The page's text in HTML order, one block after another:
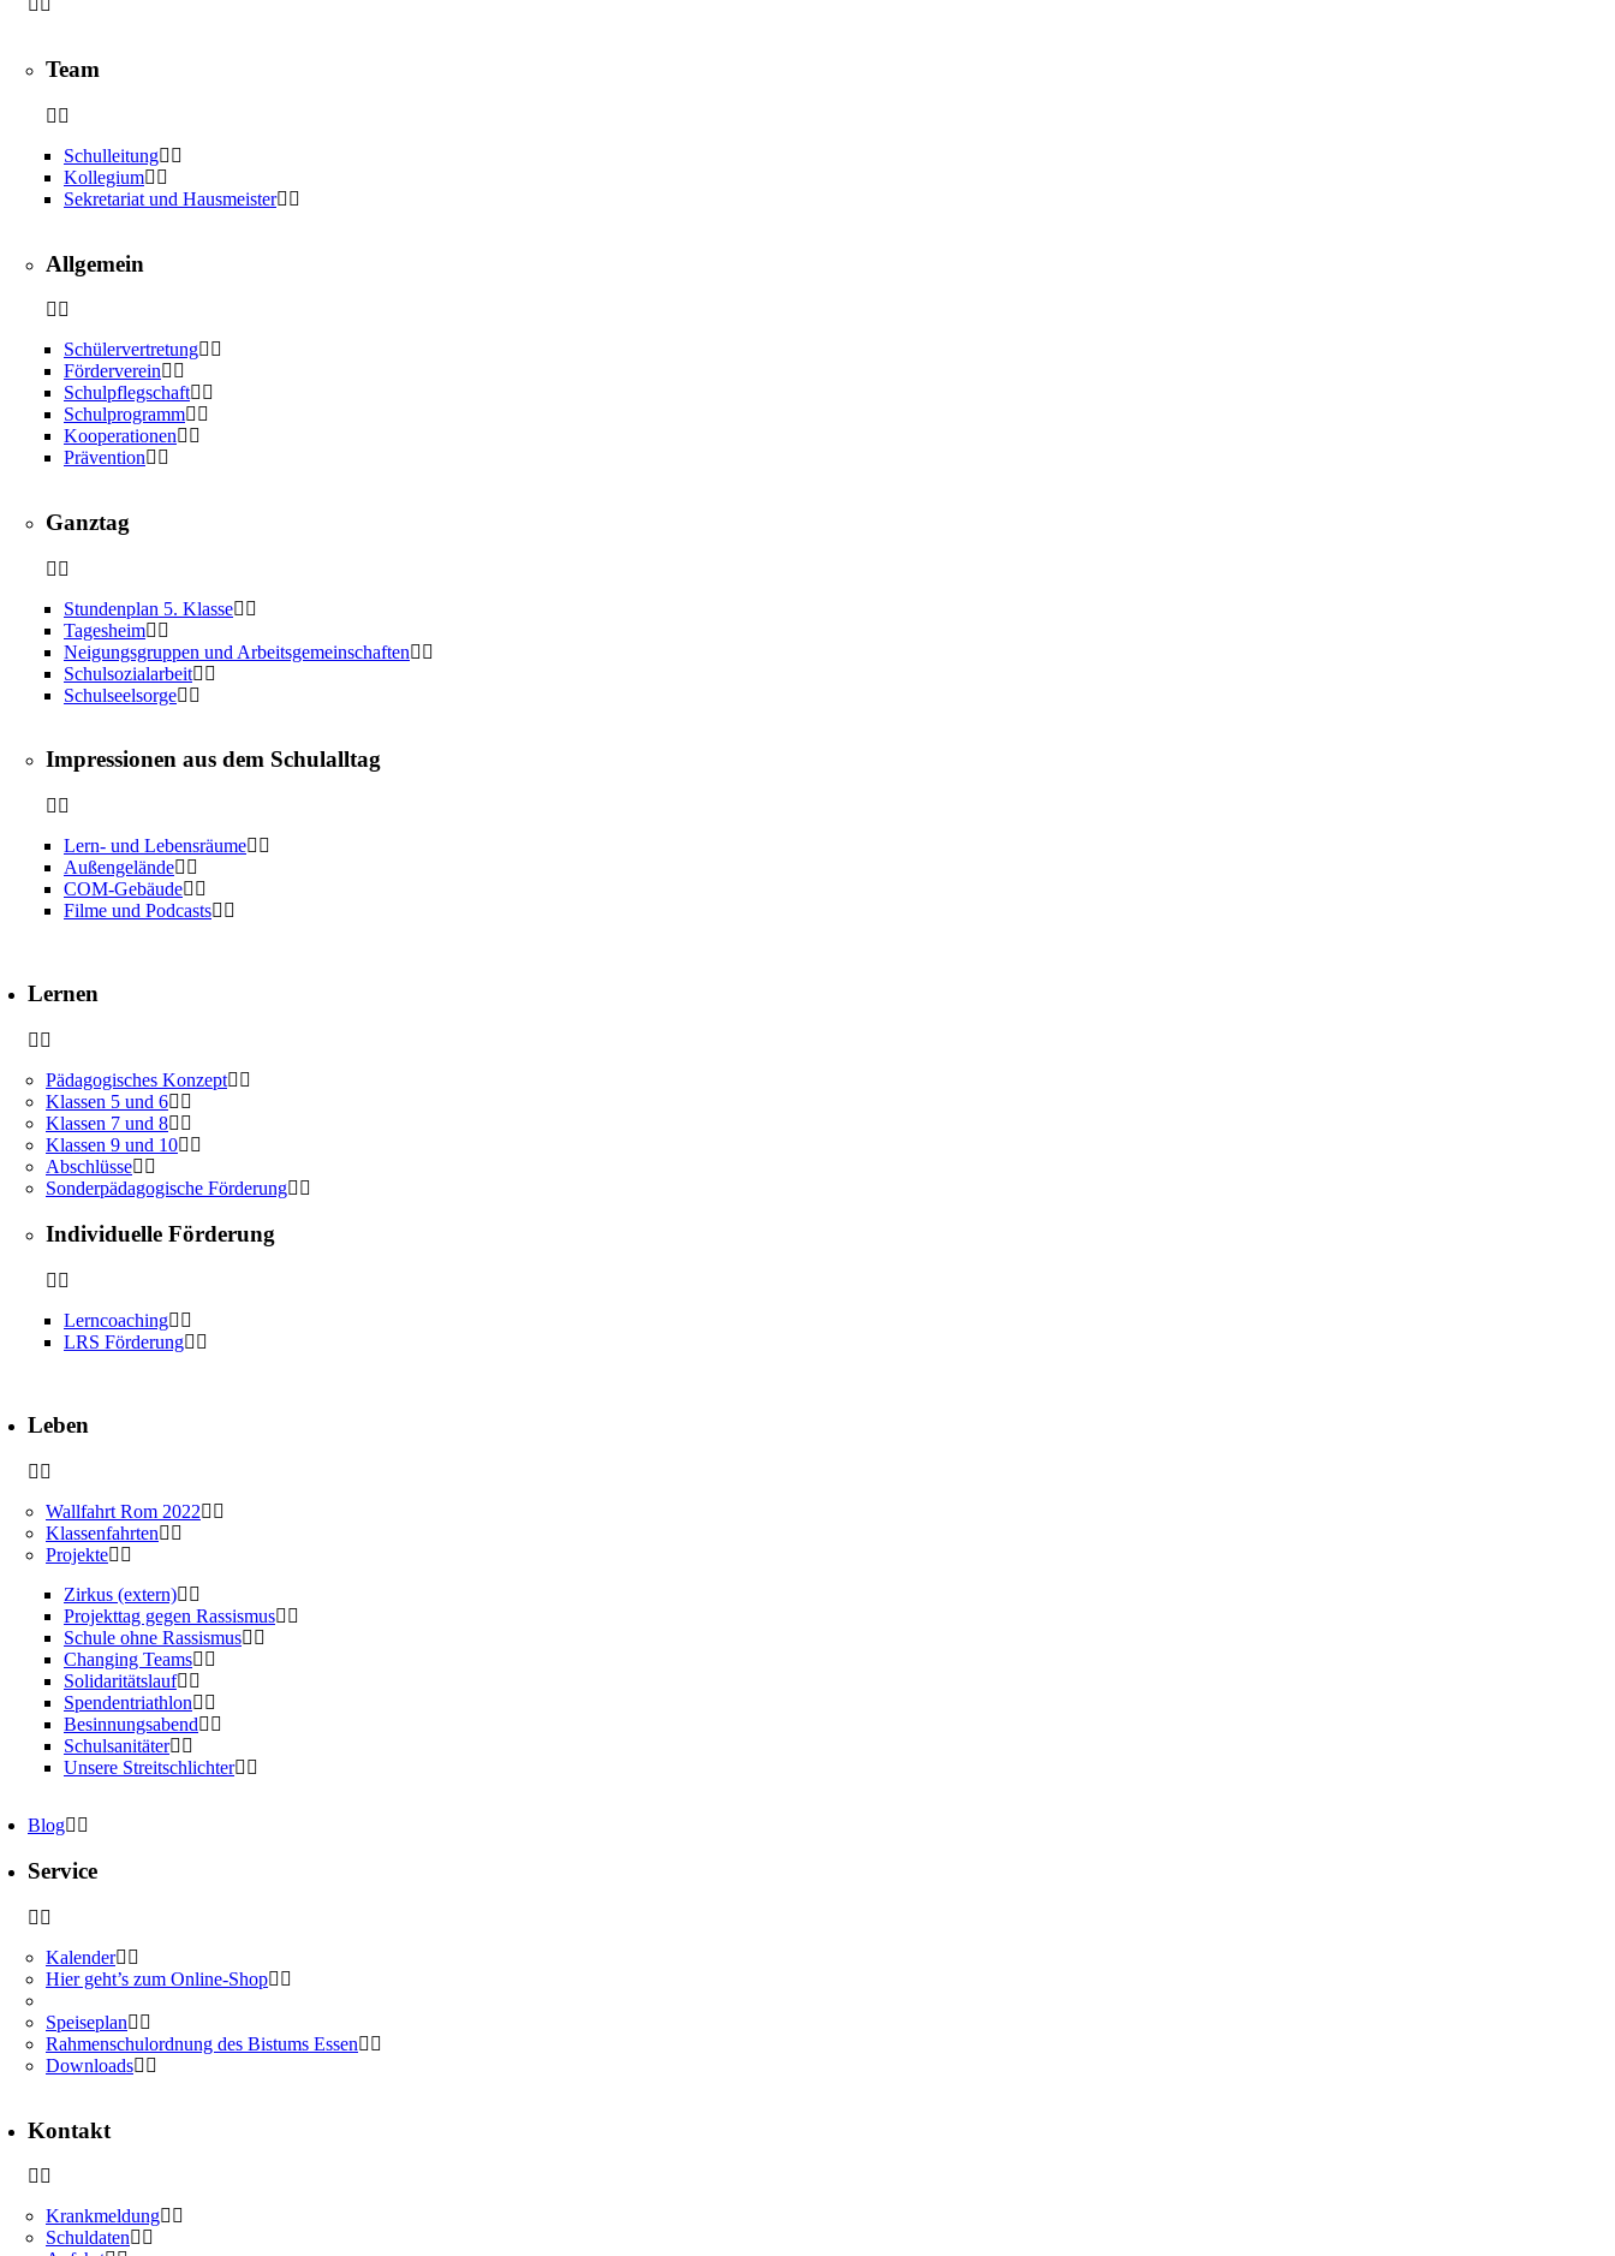
Team
Schulleitung
Kollegium
Sekretariat und Hausmeister
Allgemein
Schülervertretung
Förderverein
Schulpflegschaft
Schulprogramm
Kooperationen
Prävention
Ganztag
Stundenplan 5. Klasse
Tagesheim
Neigungsgruppen und Arbeitsgemeinschaften
Schulsozialarbeit
Schulseelsorge
Impressionen aus dem Schulalltag
Lern- und Lebensräume
Außengelände
COM-Gebäude
Filme und Podcasts
Lernen
Pädagogisches Konzept
Klassen 5 und 6
Klassen 7 und 8
Klassen 9 und 10
Abschlüsse
Sonderpädagogische Förderung
Individuelle Förderung
Lerncoaching
LRS Förderung
Leben
Wallfahrt Rom 2022
Klassenfahrten
Projekte
Zirkus (extern)
Projekttag gegen Rassismus
Schule ohne Rassismus
Changing Teams
Solidaritätslauf
Spendentriathlon
Besinnungsabend
Schulsanitäter
Unsere Streitschlichter
Blog
Service
Kalender
Hier geht’s zum Online-Shop
Speiseplan
Rahmenschulordnung des Bistums Essen
Downloads
Kontakt
Krankmeldung
Schuldaten